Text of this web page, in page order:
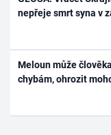
nepřeje smrt syna v
Meloun může
chybám, ohrozit